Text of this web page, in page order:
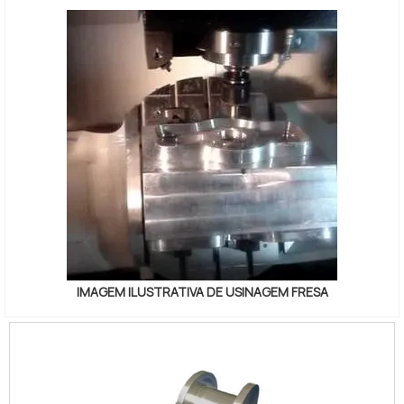
IMAGEM ILUSTRATIVA DE USINAGEM FRESA